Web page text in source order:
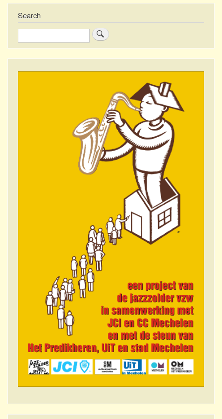
Search
Zoeken